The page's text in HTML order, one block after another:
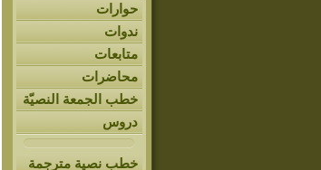
حوارات
ندوات
متابعات
محاضرات
خطب الجمعة النصيّة
دروس
خطب نصية مترجمة